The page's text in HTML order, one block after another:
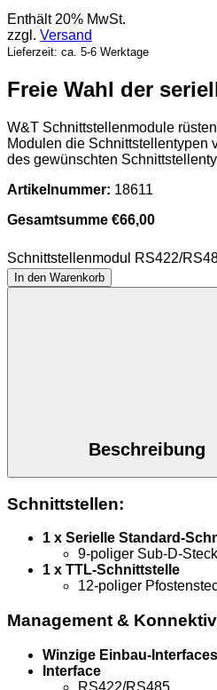
Enthält 20% MwSt.
zzgl. Versand
Lieferzeit: ca. 5-6 Werktage
Freie Wahl der
W&T Schnittstellenmodule
Modulen die Schnittstellentypen
des gewünschten
Artikelnummer: 18611
Gesamtsumme €66,00
Schnittstellenmodul RS422/
In den Warenkorb
Beschreibung
Schnittstellen:
1 x Serielle Standard-
9-poliger Sub-D-
1 x TTL-Schnittstelle
12-poliger
Management &
Winzige Einbau-Interfaces
Interface
RS422/RS485